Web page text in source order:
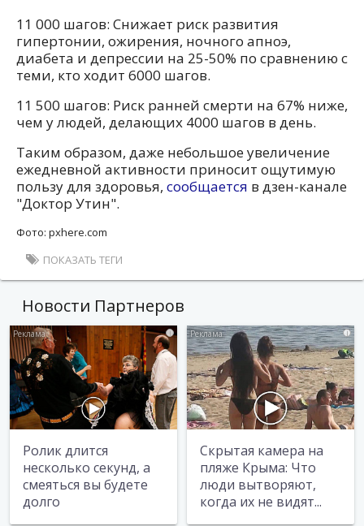
11 000 шагов: Снижает риск развития
гипертонии, ожирения, ночного апноэ,
диабета и депрессии на 25-50% по сравнению с
теми, кто ходит 6000 шагов.
11 500 шагов: Риск ранней смерти на 67% ниже,
чем у людей, делающих 4000 шагов в день.
Таким образом, даже небольшое увеличение
ежедневной активности приносит ощутимую
пользу для здоровья, сообщается в дзен-канале
"Доктор Утин".
Фото: pxhere.com
ПОКАЗАТЬ ТЕГИ
Новости Партнеров
i
Ролик длится
несколько секунд, а
смеяться вы будете
долго
i
Скрытая камера на
пляже Крыма: Что
люди вытворяют,
когда их не видят...